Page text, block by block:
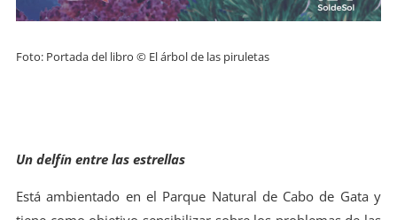
Foto: Portada del libro © El árbol de las piruletas
Un delfín entre las estrellas
Está ambientado en el Parque Natural de Cabo de Gata y